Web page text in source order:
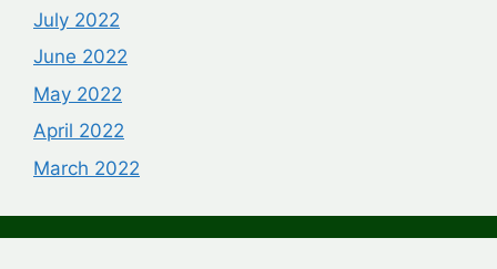
July 2022
June 2022
May 2022
April 2022
March 2022